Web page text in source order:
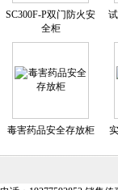
SC300F-P双门防火安
全柜
毒害药品安全存放柜